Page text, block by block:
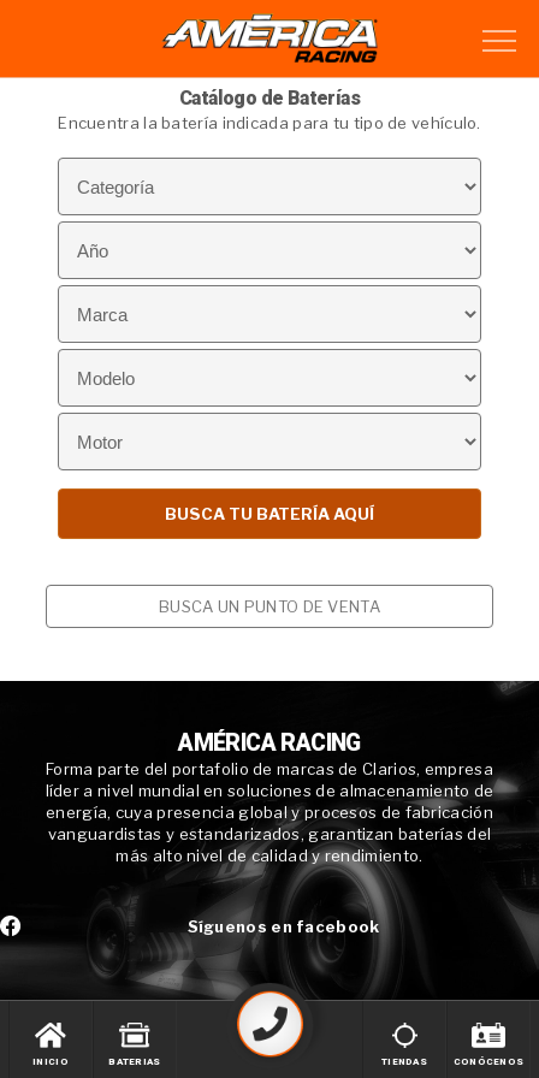
Catálogo de Baterías
Encuentra la batería indicada para tu tipo de vehículo.
BUSCA UN PUNTO DE VENTA
AMÉRICA RACING
Forma parte del portafolio de marcas de Clarios, empresa
líder a nivel mundial en soluciones de almacenamiento de
energía, cuya presencia global y procesos de fabricación
vanguardistas y estandarizados, garantizan baterías del
más alto nivel de calidad y rendimiento.
Síguenos en facebook
INICIO BATERIAS TIENDAS CONÓCENOS